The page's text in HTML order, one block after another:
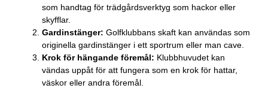
som handtag för trädgårdsverktyg som hackor eller
skyfflar.
Gardinstänger: Golfklubbans skaft kan användas som
originella gardinstänger i ett sportrum eller man cave.
Krok för hängande föremål: Klubbhuvudet kan
vändas uppåt för att fungera som en krok för hattar,
väskor eller andra föremål.